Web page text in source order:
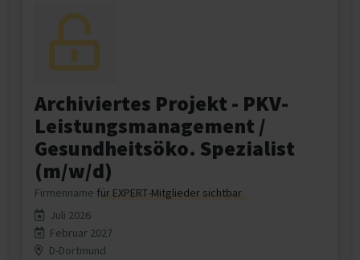
Archiviertes Projekt - PKV-
Leistungsmanagement /
Gesundheitsöko. Spezialist
(m/w/d)
Firmenname für EXPERT-Mitglieder sichtbar
Juli 2026
Februar 2027
D-Dortmund